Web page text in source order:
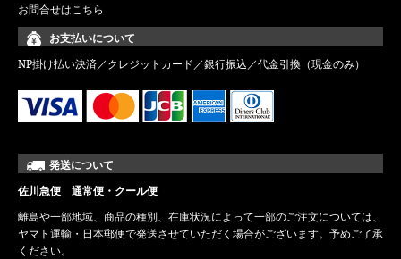
お問合せはこちら
お支払いについて
NP掛け払い決済／クレジットカード／銀行振込／代金引換（現金のみ）
発送について
佐川急便 通常便・クール便
離島や一部地域、商品の種別、在庫状況によって一部のご注文については、
ヤマト運輸・日本郵便で発送させていただく場合がございます。予めご了承
ください。